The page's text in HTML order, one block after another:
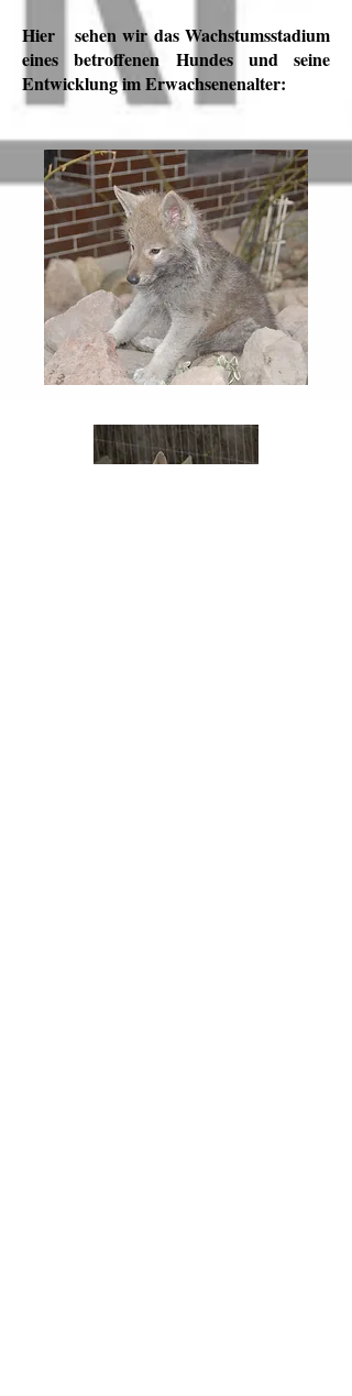
Hier
sehen wir das Wachstumsstadium
eines betroffenen Hundes und seine
Entwicklung im Erwachsenenalter: